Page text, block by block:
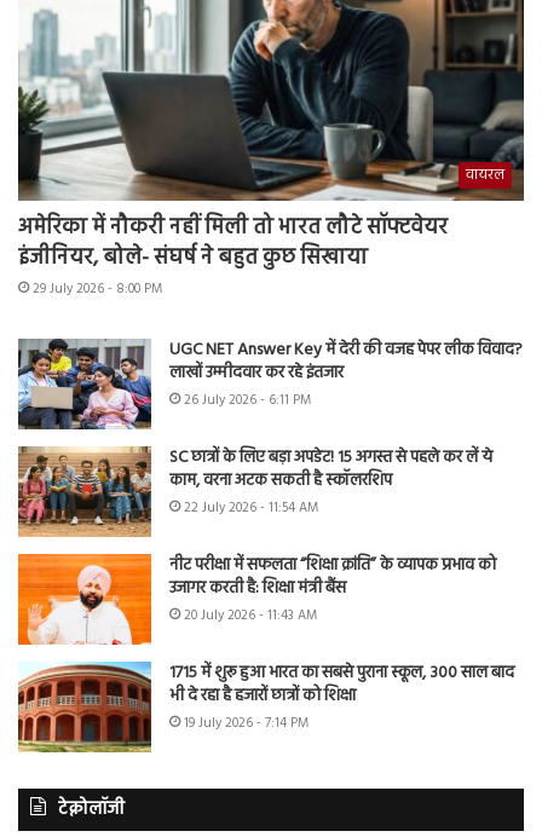
वायरल
अमेरिका में नौकरी नहीं मिली तो भारत लौटे सॉफ्टवेयर
इंजीनियर, बोले- संघर्ष ने बहुत कुछ सिखाया
29 July 2026 - 8:00 PM
UGC NET Answer Key में देरी की वजह पेपर लीक विवाद?
लाखों उम्मीदवार कर रहे इंतजार
26 July 2026 - 6:11 PM
SC छात्रों के लिए बड़ा अपडेट! 15 अगस्त से पहले कर लें ये
काम, वरना अटक सकती है स्कॉलरशिप
22 July 2026 - 11:54 AM
नीट परीक्षा में सफलता “शिक्षा क्रांति” के व्यापक प्रभाव को
उजागर करती है: शिक्षा मंत्री बैंस
20 July 2026 - 11:43 AM
1715 में शुरू हुआ भारत का सबसे पुराना स्कूल, 300 साल बाद
भी दे रहा है हजारों छात्रों को शिक्षा
19 July 2026 - 7:14 PM
टेक्नोलॉजी